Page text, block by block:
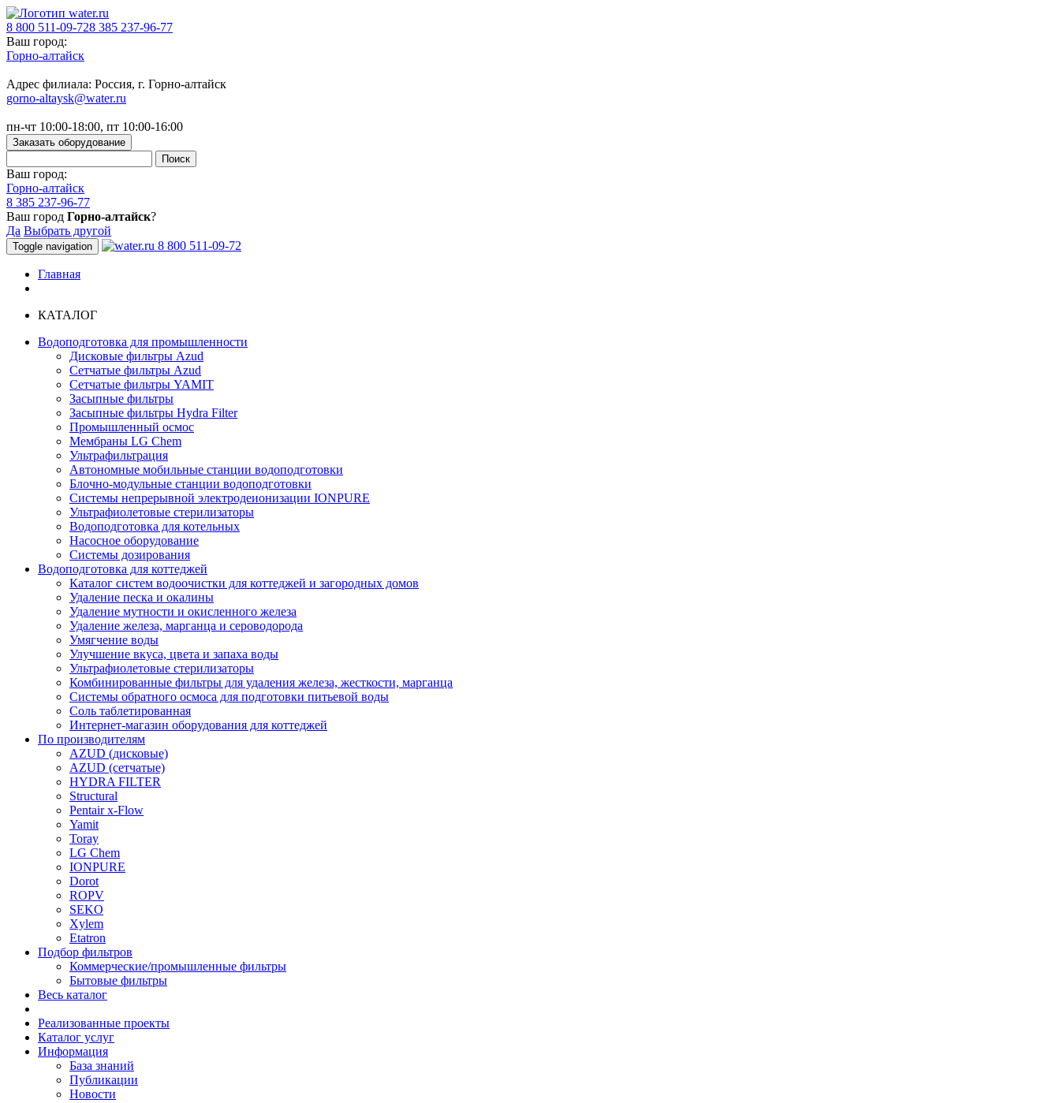
8 800 511-09-728 385 237-96-77
Ваш город:
Горно-алтайск
Адрес филиала: Россия, г. Горно-алтайск
gorno-altaysk@water.ru
пн-чт 10:00-18:00, пт 10:00-16:00
Заказать оборудование
Ваш город:
Горно-алтайск
8 385 237-96-77
Ваш город Горно-алтайск?
Да Выбрать другой
Toggle navigation 8 800 511-09-72
Главная
КАТАЛОГ
Водоподготовка для промышленности
Дисковые фильтры Azud
Сетчатые фильтры Azud
Сетчатые фильтры YAMIT
Засыпные фильтры
Засыпные фильтры Hydra Filter
Промышленный осмос
Мембраны LG Chem
Ультрафильтрация
Автономные мобильные станции водоподготовки
Блочно-модульные станции водоподготовки
Системы непрерывной электродеионизации IONPURE
Ультрафиолетовые стерилизаторы
Водоподготовка для котельных
Насосное оборудование
Системы дозирования
Водоподготовка для коттеджей
Каталог систем водоочистки для коттеджей и загородных домов
Удаление песка и окалины
Удаление мутности и окисленного железа
Удаление железа, марганца и сероводорода
Умягчение воды
Улучшение вкуса, цвета и запаха воды
Ультрафиолетовые стерилизаторы
Комбинированные фильтры для удаления железа, жесткости, марганца
Системы обратного осмоса для подготовки питьевой воды
Соль таблетированная
Интернет-магазин оборудования для коттеджей
По производителям
AZUD (дисковые)
AZUD (сетчатые)
HYDRA FILTER
Structural
Pentair x-Flow
Yamit
Toray
LG Chem
IONPURE
Dorot
ROPV
SEKO
Xylem
Etatron
Подбор фильтров
Коммерческие/промышленные фильтры
Бытовые фильтры
Весь каталог
Реализованные проекты
Каталог услуг
Информация
База знаний
Публикации
Новости